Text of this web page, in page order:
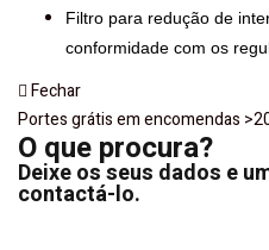
Filtro para redução de
conformidade com os
Fechar
Portes grátis em encomendas
O que procura?
Deixe os seus dados e
contactá-lo.